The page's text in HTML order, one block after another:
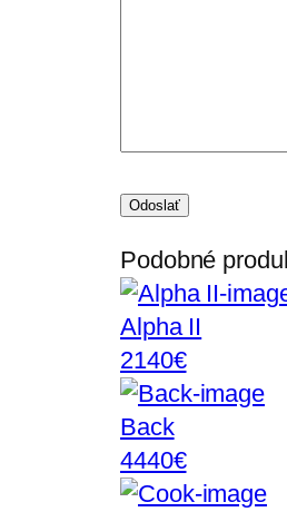
Podobné
Alpha II
2140€
Back
4440€